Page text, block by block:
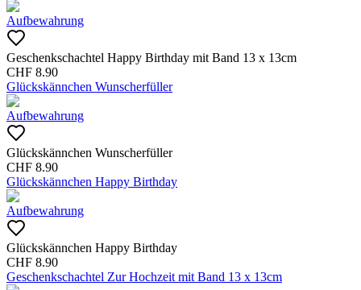
Aufbewahrung
Geschenkschachtel Happy Birthday mit Band 13 x 13cm
CHF 8.90
Glückskännchen Wunscherfüller
Aufbewahrung
Glückskännchen Wunscherfüller
CHF 8.90
Glückskännchen Happy Birthday
Aufbewahrung
Glückskännchen Happy Birthday
CHF 8.90
Geschenkschachtel Zur Hochzeit mit Band 13 x 13cm